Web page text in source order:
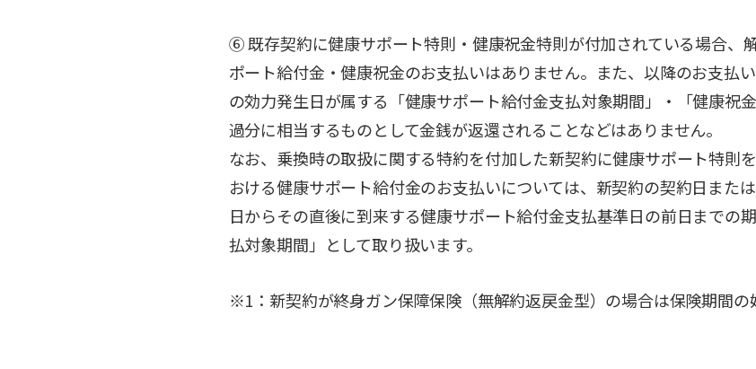
⑥ 既存契約に健康サポート特則・健康祝金特則が付加されている場合、
ポート給付金・健康祝金のお支払いはありません。また、以降のお支払
の効力発生日が属する「健康サポート給付金支払対象期間」・「健康祝
過分に相当するものとして金銭が返還されることなどはありません。
なお、乗換時の取扱に関する特約を付加した新契約に健康サポート特則
おける健康サポート給付金のお支払いについては、新契約の契約日また
日からその直後に到来する健康サポート給付金支払基準日の前日までの
払対象期間」として取り扱います。
※1：新契約が終身ガン保障保険（無解約返戻金型）の場合は保険期間の